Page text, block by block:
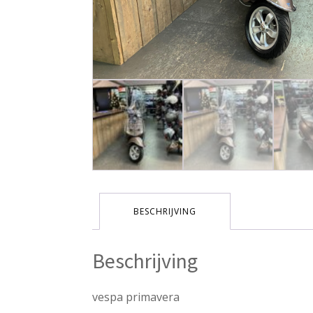
BESCHRIJVING
Beschrijving
vespa primavera